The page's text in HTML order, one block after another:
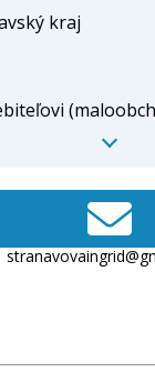
kraj